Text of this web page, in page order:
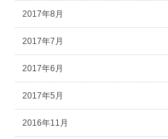
2017年8月
2017年7月
2017年6月
2017年5月
2016年11月